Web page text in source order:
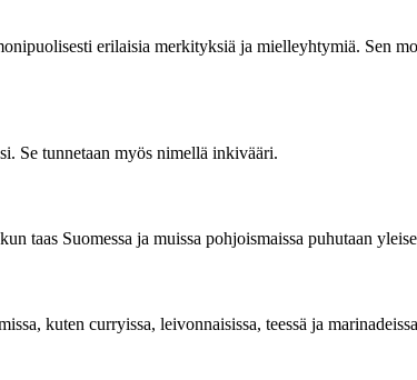
erilaisia merkityksiä ja mielleyhtymiä. Sen
Se tunnetaan myös nimellä inkivääri.
taas Suomessa ja muissa pohjoismaissa puhutaan
kuten curryissa, leivonnaisissa, teessä ja